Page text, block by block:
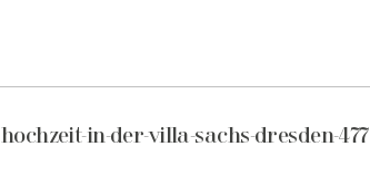
hochzeit-in-der-villa-sachs-dresden-477